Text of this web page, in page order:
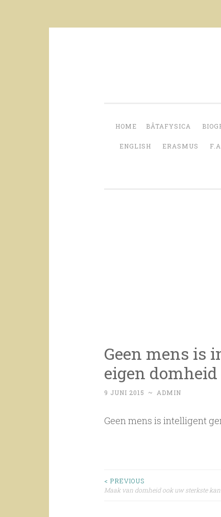
HOME BÂTAFYSICA
ENGLISH ERASMUS
Geen mens is
eigen
9 JUNI 2015 ~ ADMIN
Geen mens is intelligent
Post
< PREVIOUS
Maak van domheid ook uw sterkste